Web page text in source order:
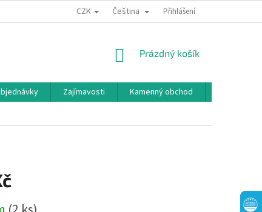
OCHRANY OSOBNÍCH ÚDAJŮ BONUSOVÝ PROGRAM
CZK Čeština Přihlášení
NÁKUPNÍ
Prázdný košík
Zajímavosti Kamenný obchod